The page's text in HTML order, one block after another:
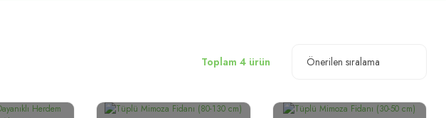
Toplam 4 ürün